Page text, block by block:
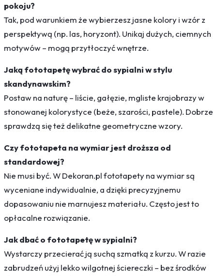
pokoju?
Tak, pod warunkiem że wybierzesz jasne kolory i wzór z
perspektywą (np. las, horyzont). Unikaj dużych, ciemnych
motywów – mogą przytłoczyć wnętrze.
Jaką fototapetę wybrać do sypialni w stylu
skandynawskim?
Postaw na naturę – liście, gałęzie, mgliste krajobrazy w
stonowanej kolorystyce (beże, szarości, pastele). Dobrze
sprawdzą się też delikatne geometryczne wzory.
Czy fototapeta na wymiar jest droższa od
standardowej?
Nie musi być. W Dekoran.pl fototapety na wymiar są
wyceniane indywidualnie, a dzięki precyzyjnemu
dopasowaniu nie marnujesz materiału. Często jest to
opłacalne rozwiązanie.
Jak dbać o fototapetę w sypialni?
Wystarczy przecierać ją suchą szmatką z kurzu. W razie
zabrudzeń użyj lekko wilgotnej ściereczki – bez środków